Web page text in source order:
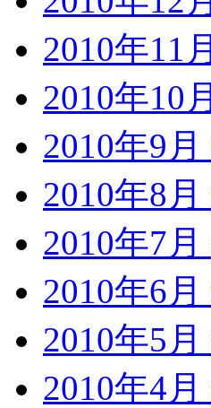
2010年11
2010年10
2010年9月
2010年8月
2010年7月
2010年6月
2010年5月
2010年4月